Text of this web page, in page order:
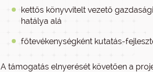
kettős könyvvitelt vezető
hatálya alá
főtevékenységként kutatás-
A támogatás elnyerését követően a